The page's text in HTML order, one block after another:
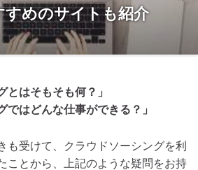
すめのサイトも紹介
とはそもそも何？」
ではどんな仕事ができる？」
も受けて、クラウドソーシングを利
ことから、上記のような疑問をお持